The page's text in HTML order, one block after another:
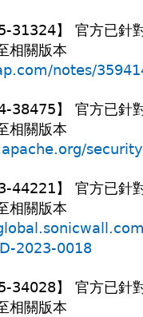
31324】 官方已針
相關版本
notes/
38475】 官方已針
相關版本
44221】 官方已針
相關版本
2023-0018
34028】 官方已針
相關版本